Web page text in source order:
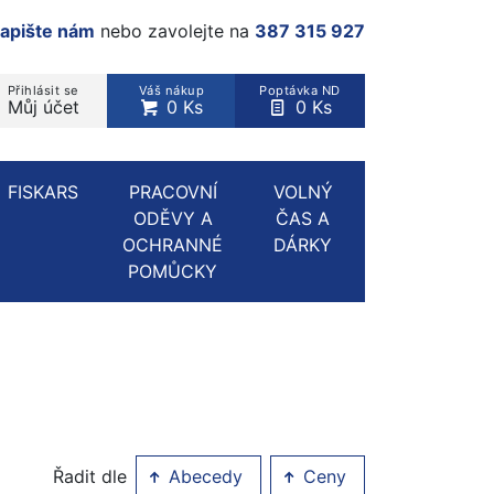
nám nebo zavolejte na 387 315 927
Přihlásit se
Můj účet
Váš nákup
0 Ks
Poptávka ND
0 Ks
kategorie...
FISKARS
PRACOVNÍ
ODĚVY A
OCHRANNÉ
POMŮCKY
VOLNÝ
ČAS A
DÁRKY
Řadit dle Abecedy Ceny